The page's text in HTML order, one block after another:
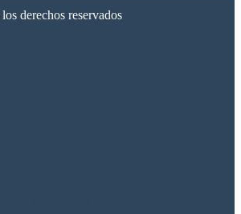
derechos reservados